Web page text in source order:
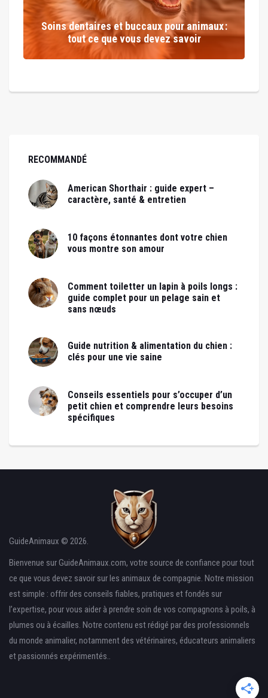
Soins dentaires et buccaux pour animaux :
tout ce que vous devez savoir
RECOMMANDÉ
American Shorthair : guide expert –
caractère, santé & entretien
10 façons étonnantes dont votre chien
vous montre son amour
Comment toiletter un lapin à poils longs :
guide complet pour un pelage sain et
sans nœuds
Guide nutrition & alimentation du chien :
clés pour une vie saine
Conseils essentiels pour s’occuper d’un
petit chien et comprendre leurs besoins
spécifiques
GuideAnimaux © 2026.
Bienvenue sur GuideAnimaux.com, votre source de confiance pour tout
ce que vous devez savoir sur les animaux de compagnie. Notre mission
est simple : offrir des conseils fiables, pratiques et fondés sur
l’expertise, pour vous aider à prendre soin de vos compagnons à poils, à
plumes ou à écailles. Notre contenu est rédigé par des professionnels
du monde animalier, notamment des vétérinaires, éducateurs animaliers
et passionnés expérimentés..